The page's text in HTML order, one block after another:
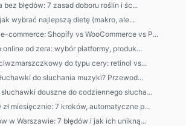
błędów: 7 zasad doboru roślin i śc...
wybrać najlepszą dietę (makro, ale...
commerce: Shopify vs WooCommerce vs P...
od zera: wybór platformy, produk...
do typu cery: retinol vs...
do słuchania muzyki? Przewod...
douszne do codziennego słucha...
miesięcznie: 7 kroków, automatyczne p...
w Warszawie: 7 błędów i jak ich unikną...